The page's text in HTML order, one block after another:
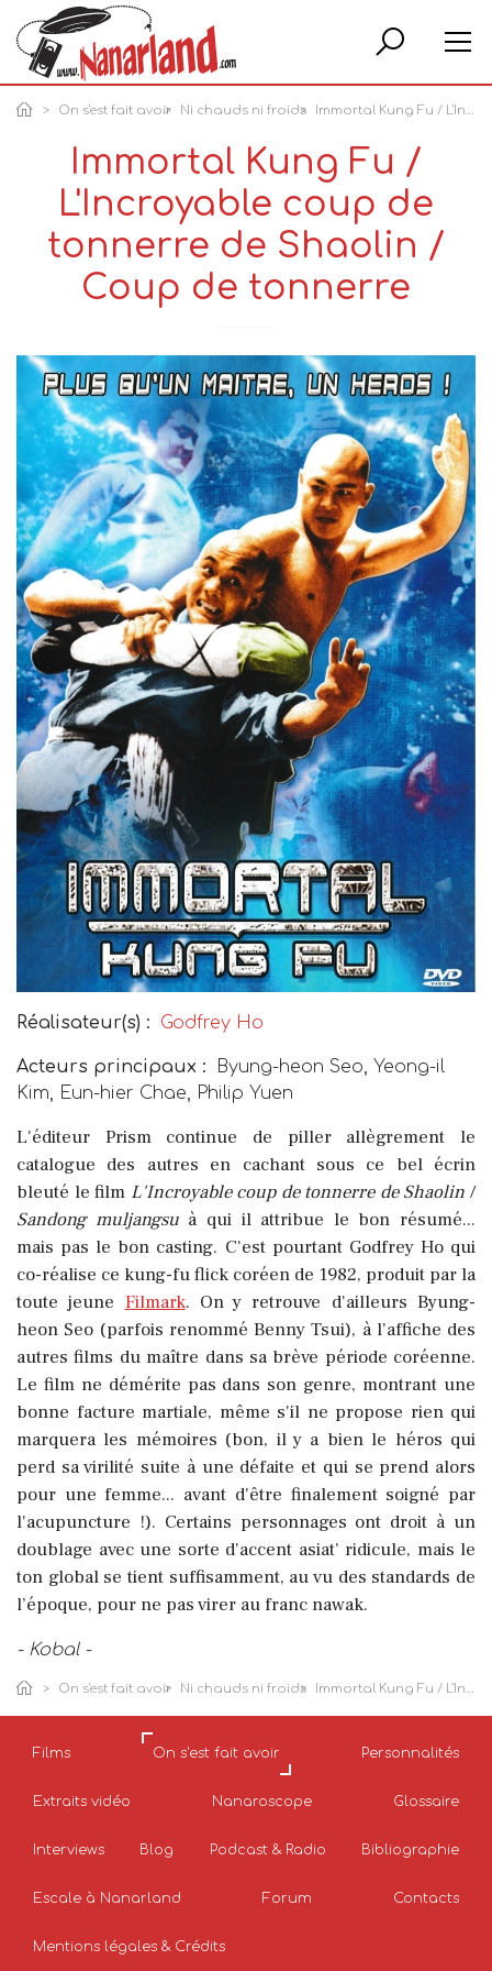
On s'est fait avoir Ni chauds ni froids Immortal Kung Fu / L'Incroyable coup de tonnerre de Shaolin / Coup de tonnerre
Immortal Kung Fu /
L'Incroyable coup de
tonnerre de Shaolin /
Coup de tonnerre
Réalisateur(s) : Godfrey Ho
Acteurs principaux :
Byung-heon Seo, Yeong-il
Kim, Eun-hier Chae, Philip Yuen
L'éditeur Prism continue de piller allègrement le
catalogue des autres en cachant sous ce bel écrin
bleuté le film L'Incroyable coup de tonnerre de Shaolin /
Sandong muljangsuà qui il attribue le bon résumé...
mais pas le bon casting. C'est pourtant Godfrey Ho qui
co-réalise ce kung-fu flick coréen de 1982, produit par la
toute jeune Filmark. On y retrouve d'ailleurs Byung-
heon Seo (parfois renommé Benny Tsui), à l'affiche des
autres films du maître dans sa brève période coréenne.
Le film ne démérite pas dans son genre, montrant une
bonne facture martiale, même s'il ne propose rien qui
marquera les mémoires (bon, il y a bien le héros qui
perd sa virilité suite à une défaite et qui se prend alors
pour une femme... avant d'être finalement soigné par
l'acupuncture !). Certains personnages ont droit à un
doublage avec une sorte d'accent asiat’ ridicule, mais le
ton global se tient suffisamment, au vu des standards de
l’époque, pour ne pas virer au franc nawak.
- Kobal -
On s'est fait avoir Ni chauds ni froids Immortal Kung Fu / L'Incroyable coup de tonnerre de Shaolin / Coup de tonnerre
Films On s'est fait avoir Personnalités
Extraits vidéo Nanaroscope Glossaire
Interviews Blog Podcast & Radio Bibliographie
Escale à Nanarland Forum Contacts
Mentions légales & Crédits